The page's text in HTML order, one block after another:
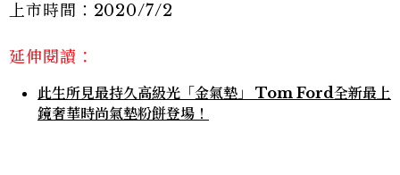
上市時間：2020/7/2
延伸閱讀：
此生所見最持久高級光「金氣墊」 Tom Ford全新最上
鏡奢華時尚氣墊粉餅登場！